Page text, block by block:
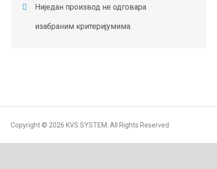
Ниједан производ не одговара
изабраним критеријумима.
Copyright © 2026 KVS SYSTEM. All Rights Reserved